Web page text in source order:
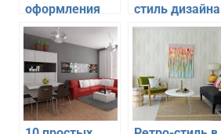
оформления
квартиры в
стиле прованс
стиль дизайна
квартиры и не
ошибиться